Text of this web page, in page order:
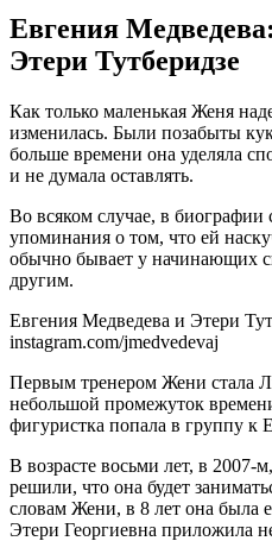
Евгения
Этери Тутберидзе
Как только маленькая Женя
изменилась. Были позабыты
больше времени она уделяла
и не думала оставлять.
Во всяком случае, в
упоминания о том, что ей
обычно бывает у начинающих
другим.
Евгения Медведева и Этери
instagram.com/jmedvedevaj
Первым тренером Жени стала
небольшой промежуток
фигуристка попала в группу к
В возрасте восьми лет, в 2007-
решили, что она будет
словам Жени, в 8 лет она была
Этери Георгиевна приложила